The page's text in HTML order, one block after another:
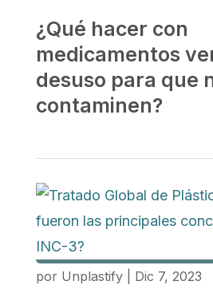
¿Qué hacer con
medicamentos
desuso para que
contaminen?
por Unplastify| Dic 7, 2023